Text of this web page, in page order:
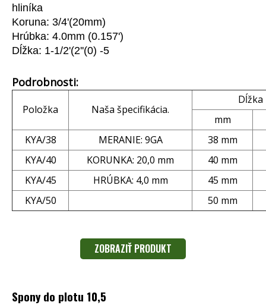
hliníka
Koruna: 3/4'(20mm)
Hrúbka: 4.0mm (0.157')
Dĺžka: 1-1/2'(2''(0) -5
Podrobnosti:
Položka Naša špecifikácia.
Dĺžka
mm
KYA/38
MERANIE: 9GA
38 mm
KYA/40
KORUNKA: 20,0 mm 40 mm
KYA/45
HRÚBKA: 4,0 mm
45 mm
KYA/50
50 mm
ZOBRAZIŤ PRODUKT
Spony do plotu 10,5